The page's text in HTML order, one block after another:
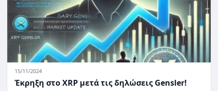
15/11/2024
Έκρηξη στο XRP μετά τις δηλώσεις Gensler!